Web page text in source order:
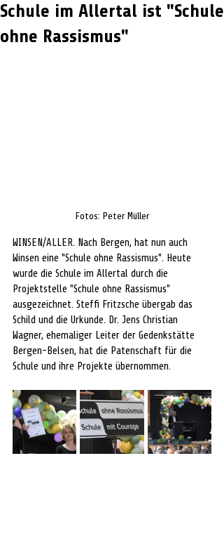
Schule im Allertal ist "Schule
ohne Rassismus"
Fotos: Peter Müller
WINSEN/ALLER. Nach Bergen, hat nun auch
Winsen eine "Schule ohne Rassismus". Heute
wurde die Schule im Allertal durch die
Projektstelle "Schule ohne Rassismus"
ausgezeichnet. Steffi Fritzsche übergab das
Schild und die Urkunde. Dr. Jens Christian
Wagner, ehemaliger Leiter der Gedenkstätte
Bergen-Belsen, hat die Patenschaft für die
Schule und ihre Projekte übernommen.